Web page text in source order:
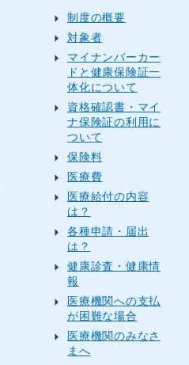
制度の概要
対象者
マイナンバーカー
ドと健康保険証一
体化について
資格確認書・マイ
ナ保険証の利用に
ついて
保険料
医療費
医療給付の内容
は？
各種申請・届出
は？
健康診査・健康情
報
医療機関への支払
が困難な場合
医療機関のみなさ
まへ